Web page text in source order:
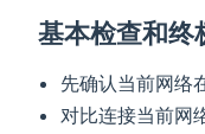
基本检查和终
先确认当前网络
对比连接当前网